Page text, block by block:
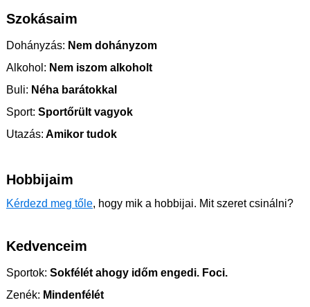
Szokásaim
Dohányzás: Nem dohányzom
Alkohol: Nem iszom alkoholt
Buli: Néha barátokkal
Sport: Sportőrült vagyok
Utazás: Amikor tudok
Hobbijaim
Kérdezd meg tőle, hogy mik a hobbijai. Mit szeret csinálni?
Kedvenceim
Sportok: Sokfélét ahogy időm engedi. Foci.
Zenék: Mindenfélét